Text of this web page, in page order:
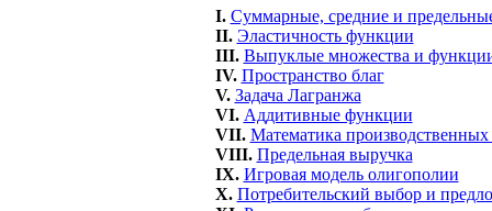
I. Суммарные, средние и
II. Эластичность функции
III. Выпуклые множества и
IV. Пространство благ
V. Задача Лагранжа
VI. Аддитивные функции
VII. Математика
VIII. Предельная выручка
IX. Игровая модель олигополии
X. Потребительский выбор и